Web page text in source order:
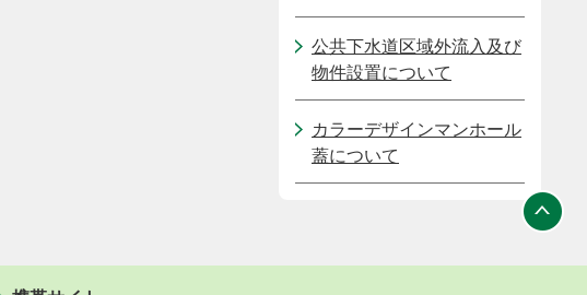
公共下水道区域外流入及び
物件設置について
カラーデザインマンホール
蓋について